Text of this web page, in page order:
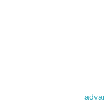
Control的相关资料：